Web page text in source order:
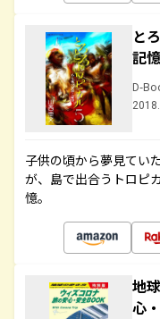
と
記
D-
子供の頃から夢見てい
が、島で出合うトロピ
憶。
地
心